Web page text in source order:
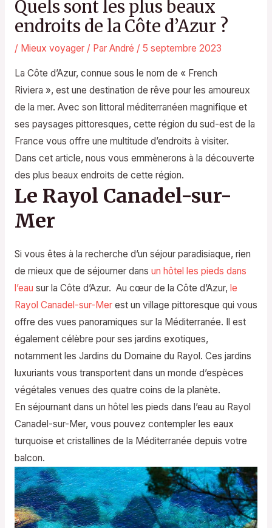
Quels sont les plus beaux
endroits de la Côte d’Azur ?
/ Mieux voyager/ Par André / 5 septembre 2023
La Côte d’Azur, connue sous le nom de « French
Riviera », est une destination de rêve pour les amoureux
de la mer. Avec son littoral méditerranéen magnifique et
ses paysages pittoresques, cette région du sud-est de la
France vous offre une multitude d’endroits à visiter.
Dans cet article, nous vous emmènerons à la découverte
des plus beaux endroits de cette région.
Le Rayol Canadel-sur-
Mer
Si vous êtes à la recherche d’un séjour paradisiaque, rien
de mieux que de séjourner dans un hôtel les pieds dans
l’eau sur la Côte d’Azur. Au cœur de la Côte d’Azur, le
Rayol Canadel-sur-Merest un village pittoresque qui vous
offre des vues panoramiques sur la Méditerranée. Il est
également célèbre pour ses jardins exotiques,
notamment les Jardins du Domaine du Rayol. Ces jardins
luxuriants vous transportent dans un monde d’espèces
végétales venues des quatre coins de la planète.
En séjournant dans un hôtel les pieds dans l’eau au Rayol
Canadel-sur-Mer, vous pouvez contempler les eaux
turquoise et cristallines de la Méditerranée depuis votre
balcon.